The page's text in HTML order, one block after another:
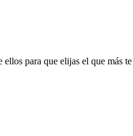
para que elijas el que más